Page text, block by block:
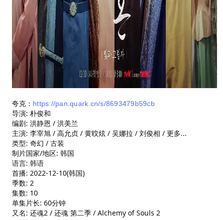
夸克： https://pan.quark.cn/s/8693479b59cb
导演: 朴俊和
编剧: 洪静恩 / 洪美兰
主演: 李宰旭 / 高允贞 / 黄旼炫 / 吴娜拉 / 刘俊相 / 更多...
类型: 奇幻 / 古装
制片国家/地区: 韩国
语言: 韩语
首播: 2022-12-10(韩国)
季数: 2
集数: 10
单集片长: 60分钟
又名: 还魂2 / 还魂 第二季 / Alchemy of Souls 2